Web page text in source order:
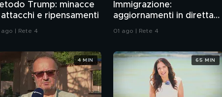
Trump: minacce
attacchi e ripensamenti
ago | Rete 4
Immigrazione:
aggiornamenti in diretta
da Ceuta
01 ago | Rete 4
4 MIN 65 MIN